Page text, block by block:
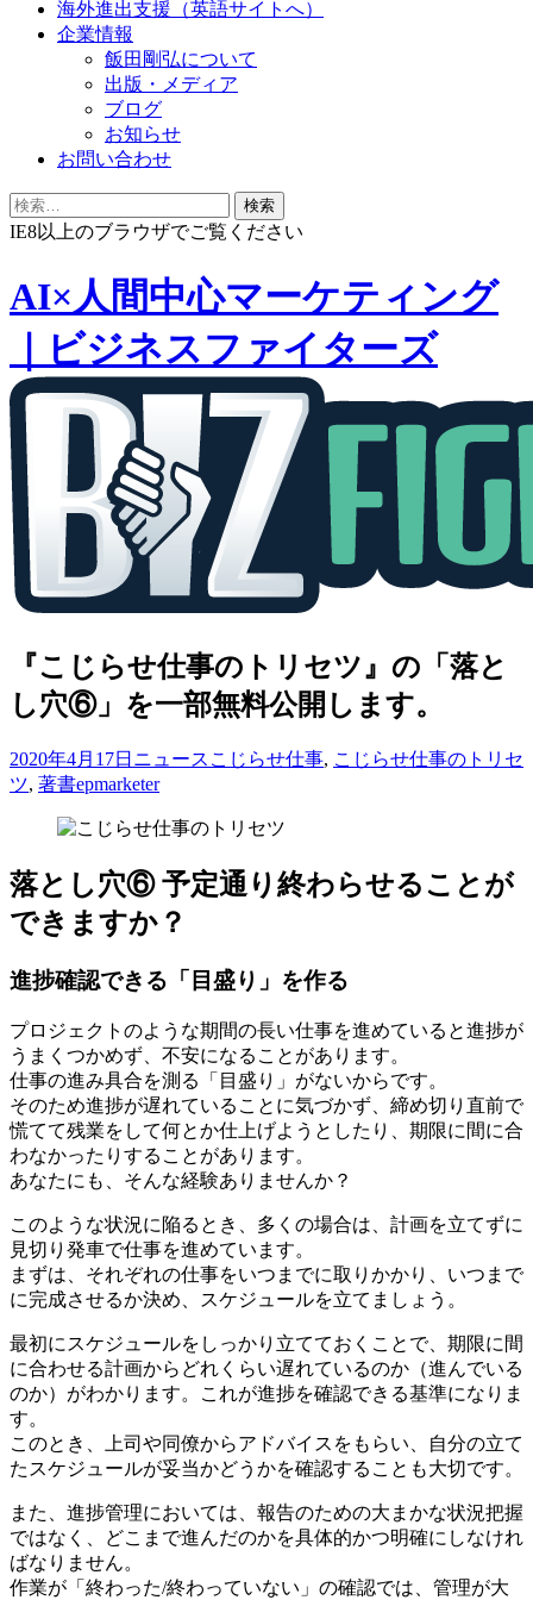
海外進出支援（英語サイトへ）
企業情報
飯田剛弘について
出版・メディア
ブログ
お知らせ
お問い合わせ
検
索:
IE8以上のブラウザでご覧ください
AI×人間中心マーケティング
｜ビジネスファイターズ
『こじらせ仕事のトリセツ』の「落と
し穴⑥」を一部無料公開します。
2020年4月17日 ニュース こじらせ仕事, こじらせ仕事のトリセ
ツ, 著書epmarketer
落とし穴⑥ 予定通り終わらせることが
できますか？
進捗確認できる「目盛り」を作る
プロジェクトのような期間の長い仕事を進めていると進捗が
うまくつかめず、不安になることがあります。
仕事の進み具合を測る「目盛り」がないからです。
そのため進捗が遅れていることに気づかず、締め切り直前で
慌てて残業をして何とか仕上げようとしたり、期限に間に合
わなかったりすることがあります。
あなたにも、そんな経験ありませんか？
このような状況に陥るとき、多くの場合は、計画を立てずに
見切り発車で仕事を進めています。
まずは、それぞれの仕事をいつまでに取りかかり、いつまで
に完成させるか決め、スケジュールを立てましょう。
最初にスケジュールをしっかり立てておくことで、期限に間
に合わせる計画からどれくらい遅れているのか（進んでいる
のか）がわかります。これが進捗を確認できる基準になりま
す。
このとき、上司や同僚からアドバイスをもらい、自分の立て
たスケジュールが妥当かどうかを確認することも大切です。
また、進捗管理においては、報告のための大まかな状況把握
ではなく、どこまで進んだのかを具体的かつ明確にしなけれ
ばなりません。
作業が「終わった/終わっていない」の確認では、管理が大